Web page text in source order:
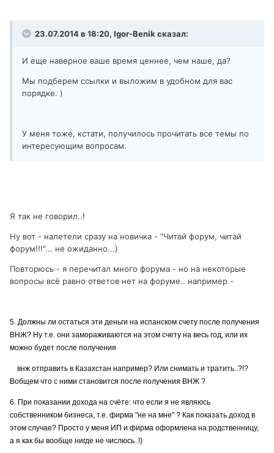
23.07.2014 в 18:20, Igor-Benik сказал:
И еще наверное ваше время ценнее, чем наше, да?
Мы подберем ссылки и выложим в удобном для вас
порядке. )
У меня тоже, кстати, получилось прочитать все темы по
интересующим вопросам.
Я так не говорил..!
Ну вот - налетели сразу на новичка - "Читай форум, читай
форум!!!"... не ожиданно...)
Повторюсь - я перечитал много форума - но на некоторые
вопросы всё равно ответов нет на форуме.. например -
5. Должны ли остаться эти деньги на испанском счету после получения
ВНЖ? Ну т.е. они замораживаются на этом счету на весь год, или их
можно будет после получения
внж отправить в Казахстан например? Или снимать и тратить..?!?
Вобщем что с ними становится после получения ВНЖ ?
6. При показании дохода на счёте: что если я не являюсь
собственником бизнеса, т.е. фирма "не на мне" ? Как показать доход в
этом случае? Просто у меня ИП и фирма оформлена на родственницу,
а я как бы вообще нигде не числюсь..!)